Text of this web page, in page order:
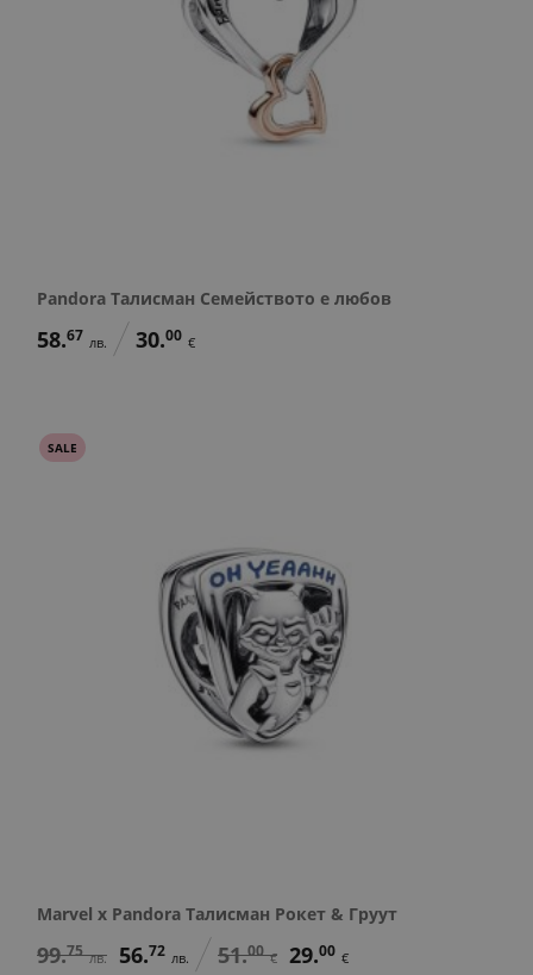
Pandora Талисман Семейството е любов
58.67 лв. 30.00 €
SALE
Marvel x Pandora Талисман Рокет & Груут
99.75 лв. 56.72 лв. 51.00 € 29.00 €